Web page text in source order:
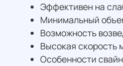
Эффективен на
Минимальный
Возможность
Высокая скорость
Особенности